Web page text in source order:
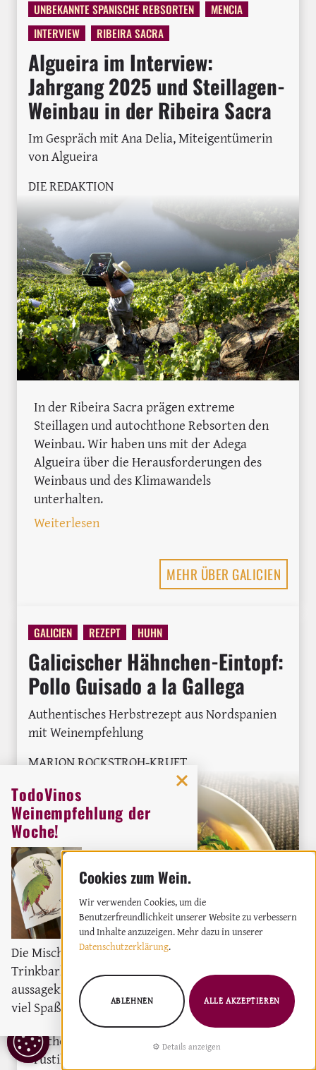
COOKIE
EINSTELLUNGEN
UNBEKANNTE SPANISCHE REBSORTEN
MENCIA
INTERVIEW
RIBEIRA SACRA
Algueira im Interview:
Jahrgang 2025 und Steillagen-
Weinbau in der Ribeira Sacra
Im Gespräch mit Ana Delia, Miteigentümerin
von Algueira
DIE REDAKTION
In der Ribeira Sacra prägen extreme
Steillagen und autochthone Rebsorten den
Weinbau. Wir haben uns mit der Adega
Algueira über die Herausforderungen des
Weinbaus und des Klimawandels
unterhalten.
Weiterlesen: Algueira im Interview: Jahrgang 2025
MEHR ÜBER GALICIEN
GALICIEN REZEPT HUHN
Galicischer Hähnchen-Eintopf:
Pollo Guisado a la Gallega
Authentisches Herbstrezept aus Nordspanien
mit Weinempfehlung
MARION ROCKSTROH-KRUFT
Pollo Guisado a la Gallega vereint zartes
Hähnchen mit Kastanien, Waldpilzen und
geräuchertem Paprika zu einem
authentischen Herbst-Eintopf. Das typische,
rustikale Rezept aus Galiciens Hinterland –
TodoVinos
Weinempfehlung der
Woche!
Orig
Weingut:Miquel Oliver
Weißwein
2023
Die Mischung aus moderne
Trinkbarkeit und
aussagekräftigem Wein macht
viel Spaß und hält bei Laune.
Wir verwenden Cookies, um die
Benutzerfreundlichkeit unserer Website zu verbessern
und Inhalte anzuzeigen. Mehr dazu in unserer
Datenschutzerklärung.
Details anzeigen
ABLEHNEN ALLE AKZEPTIEREN